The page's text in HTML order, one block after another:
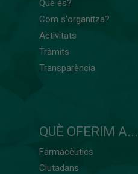
Què és?
Com s'organitza?
Activitats
Tràmits
Transparència
QUÈ OFERIM A...
Farmacèutics
Ciutadans